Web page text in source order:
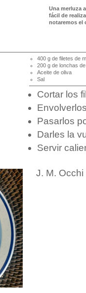
Una merluza
fácil de
notaremos el
400 g de filetes de
200 g de lonchas
Aceite de oliva
Sal
Cortar los
Pasarlos
Darles la
Servir
J. M. Occhi